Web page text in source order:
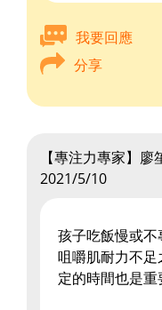
我要回應
分享
【專注力專家】廖
2021/5/10
孩子吃飯慢或
咀嚼肌耐力不
定的時間也是重